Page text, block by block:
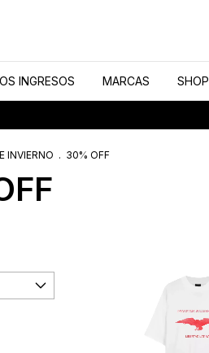
INGRESOS MARCAS SHOP
INVIERNO . 30% OFF